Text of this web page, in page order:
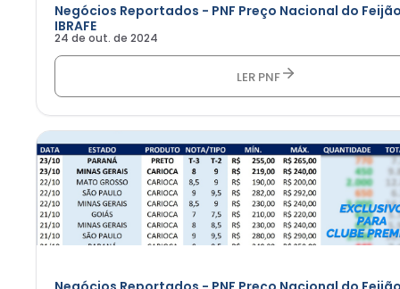
Negócios Reportados - PNF Preço Nacional do
IBRAFE
24 de out. de 2024
LER PNF